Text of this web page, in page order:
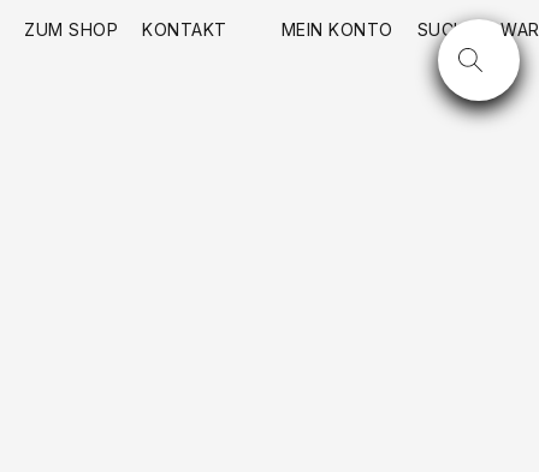
ZUM SHOP KONTAKT MEIN KONTO SUCHE